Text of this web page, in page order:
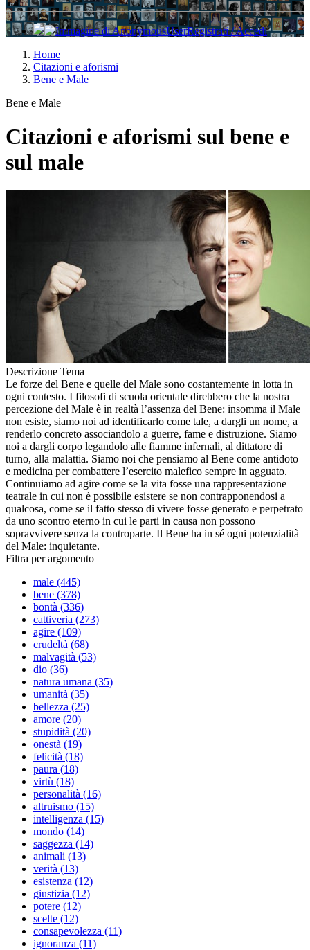
Registrati / Accedi
Home
Citazioni e aforismi
Bene e Male
Bene e Male
Citazioni e aforismi sul bene e
sul male
Descrizione Tema
Le forze del Bene e quelle del Male sono costantemente in lotta in
ogni contesto. I filosofi di scuola orientale direbbero che la nostra
percezione del Male è in realtà l’assenza del Bene: insomma il Male
non esiste, siamo noi ad identificarlo come tale, a dargli un nome, a
renderlo concreto associandolo a guerre, fame e distruzione. Siamo
noi a dargli corpo legandolo alle fiamme infernali, al dittatore di
turno, alla malattia. Siamo noi che pensiamo al Bene come antidoto
e medicina per combattere l’esercito malefico sempre in agguato.
Continuiamo ad agire come se la vita fosse una rappresentazione
teatrale in cui non è possibile esistere se non contrapponendosi a
qualcosa, come se il fatto stesso di vivere fosse generato e perpetrato
da uno scontro eterno in cui le parti in causa non possono
sopravvivere senza la controparte. Il Bene ha in sé ogni potenzialità
del Male: inquietante.
Filtra per argomento
male (445)
bene (378)
bontà (336)
cattiveria (273)
agire (109)
crudeltà (68)
malvagità (53)
dio (36)
natura umana (35)
umanità (35)
bellezza (25)
amore (20)
stupidità (20)
onestà (19)
felicità (18)
paura (18)
virtù (18)
personalità (16)
altruismo (15)
intelligenza (15)
mondo (14)
saggezza (14)
animali (13)
verità (13)
esistenza (12)
giustizia (12)
potere (12)
scelte (12)
consapevolezza (11)
ignoranza (11)